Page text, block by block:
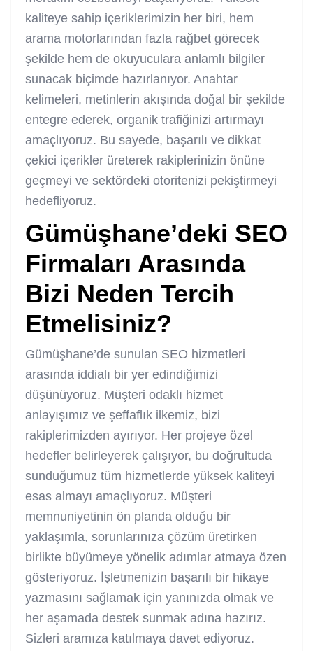
kaliteye sahip içeriklerimizin her biri, hem
arama motorlarından fazla rağbet görecek
şekilde hem de okuyuculara anlamlı bilgiler
sunacak biçimde hazırlanıyor. Anahtar
kelimeleri, metinlerin akışında doğal bir şekilde
entegre ederek, organik trafiğinizi artırmayı
amaçlıyoruz. Bu sayede, başarılı ve dikkat
çekici içerikler üreterek rakiplerinizin önüne
geçmeyi ve sektördeki otoritenizi pekiştirmeyi
hedefliyoruz.
Gümüşhane’deki SEO
Firmaları Arasında
Bizi Neden Tercih
Etmelisiniz?
Gümüşhane’de sunulan SEO hizmetleri
arasında iddialı bir yer edindiğimizi
düşünüyoruz. Müşteri odaklı hizmet
anlayışımız ve şeffaflık ilkemiz, bizi
rakiplerimizden ayırıyor. Her projeye özel
hedefler belirleyerek çalışıyor, bu doğrultuda
sunduğumuz tüm hizmetlerde yüksek kaliteyi
esas almayı amaçlıyoruz. Müşteri
memnuniyetinin ön planda olduğu bir
yaklaşımla, sorunlarınıza çözüm üretirken
birlikte büyümeye yönelik adımlar atmaya özen
gösteriyoruz. İşletmenizin başarılı bir hikaye
yazmasını sağlamak için yanınızda olmak ve
her aşamada destek sunmak adına hazırız.
Sizleri aramıza katılmaya davet ediyoruz.